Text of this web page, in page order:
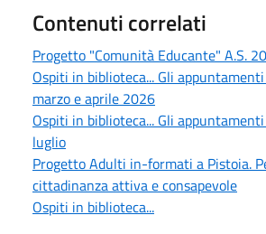
Contenuti correlati
Progetto "Comunità Educante" A.S.
Ospiti in biblioteca... Gli
marzo e aprile 2026
Ospiti in biblioteca... Gli
luglio
Progetto Adulti in-formati a Pistoia.
cittadinanza attiva e consapevole
Ospiti in biblioteca...